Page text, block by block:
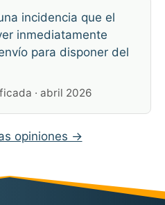
incidencia que el
inmediatamente
para disponer del
· abril 2026
opiniones →